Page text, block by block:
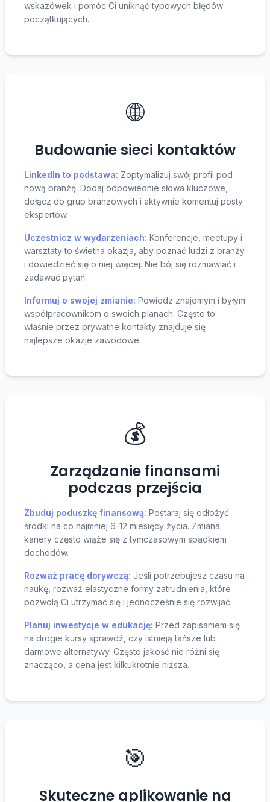
wskazówek i pomóc Ci uniknąć typowych błędów
początkujących.
🌐
Budowanie sieci kontaktów
LinkedIn to podstawa: Zoptymalizuj swój profil pod
nową branżę. Dodaj odpowiednie słowa kluczowe,
dołącz do grup branżowych i aktywnie komentuj posty
ekspertów.
Uczestnicz w wydarzeniach: Konferencje, meetupy i
warsztaty to świetna okazja, aby poznać ludzi z branży
i dowiedzieć się o niej więcej. Nie bój się rozmawiać i
zadawać pytań.
Informuj o swojej zmianie: Powiedz znajomym i byłym
współpracownikom o swoich planach. Często to
właśnie przez prywatne kontakty znajduje się
najlepsze okazje zawodowe.
💰
Zarządzanie finansami
podczas przejścia
Zbuduj poduszkę finansową: Postaraj się odłożyć
środki na co najmniej 6-12 miesięcy życia. Zmiana
kariery często wiąże się z tymczasowym spadkiem
dochodów.
Rozważ pracę dorywczą: Jeśli potrzebujesz czasu na
naukę, rozważ elastyczne formy zatrudnienia, które
pozwolą Ci utrzymać się i jednocześnie się rozwijać.
Planuj inwestycje w edukację: Przed zapisaniem się
na drogie kursy sprawdź, czy istnieją tańsze lub
darmowe alternatywy. Często jakość nie różni się
znacząco, a cena jest kilkukrotnie niższa.
🎯
Skuteczne aplikowanie na